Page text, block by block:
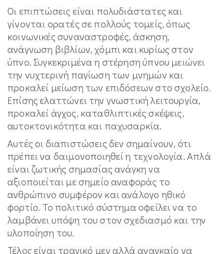
Οι επιπτώσεις είναι πολυδιάστατες και
γίνονται ορατές σε πολλούς τομείς, όπως
κοινωνικές συναναστροφές, άσκηση,
ανάγνωση βιβλίων, χόμπι και κυρίως στον
ύπνο. Συγκεκριμένα η στέρηση ύπνου μειώνει
την νυχτερινή παγίωση των μνημών και
προκαλεί μείωση των επιδόσεων στο σχολείο.
Επίσης ελαττώνει την γνωστική λειτουργία,
προκαλεί άγχος, καταθλιπτικές σκέψεις,
αυτοκτονικότητα και παχυσαρκία.
Αυτές οι διαπιστώσεις δεν σημαίνουν, ότι
πρέπει να δαιμονοποιηθεί η τεχνολογία. Απλά
είναι ζωτικής σημασίας ανάγκη να
αξιοποιείται με σημείο αναφοράς το
ανθρώπινο συμφέρον και ανάλογο ηθικό
φορτίο. Το πολιτικό σύστημα οφείλει να το
λαμβάνει υπόψη του στον σχεδιασμό και την
υλοποίηση του.
Τέλος είναι τραγικό μεν αλλά αναγκαίο να